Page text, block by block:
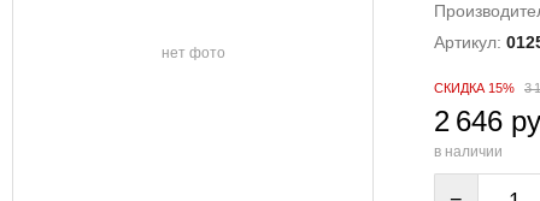
нет фото
Артикул:
СКИДКА 15% 3
2 646
в наличии